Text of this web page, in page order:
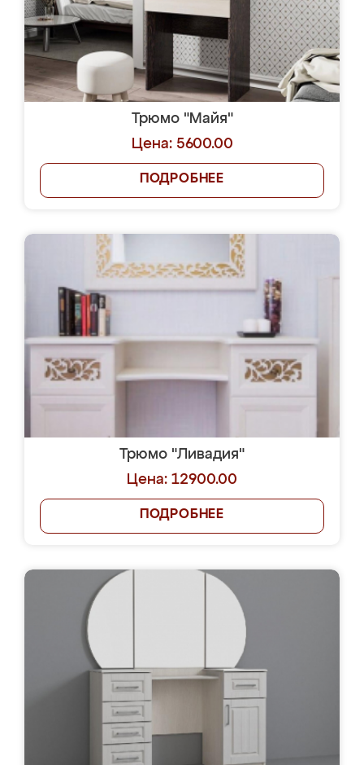
Трюмо "Майя"
Цена: 5600.00
ПОДРОБНЕЕ
Трюмо "Ливадия"
Цена: 12900.00
ПОДРОБНЕЕ